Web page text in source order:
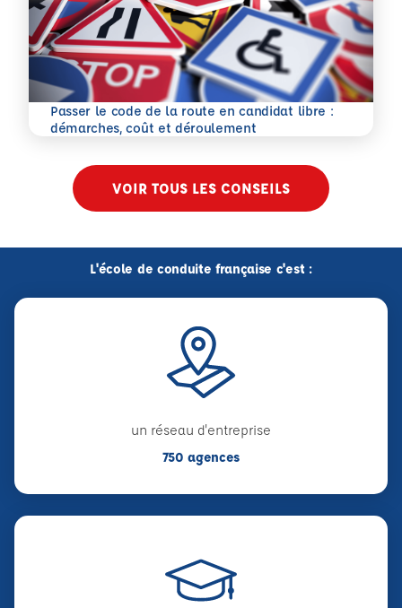
Passer le code de la route en candidat libre :
démarches, coût et déroulement
En savoir plus
VOIR TOUS LES CONSEILS
L'école de conduite française c'est :
un réseau d'entreprise
750 agences